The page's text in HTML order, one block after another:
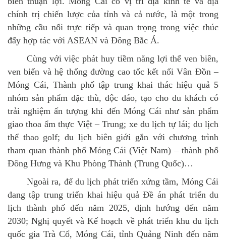
chính trị chiến lược của tỉnh và cả nước, là một trong
những cầu nối trực tiếp và quan trọng trong việc thúc
đẩy hợp tác với ASEAN và Đông Bắc Á.
Cùng với việc phát huy tiềm năng lợi thể ven biên,
ven biển và hệ thống đường cao tốc kết nối Vân Đồn –
Móng Cái, Thành phố tập trung khai thác hiệu quả 5
nhóm sản phẩm đặc thù, độc đáo, tạo cho du khách có
trải nghiệm ấn tượng khi đến Móng Cái như sản phẩm
giao thoa ẩm thực Việt – Trung; xe du lịch tự lái; du lịch
thể thao golf; du lịch biên giới gắn với chương trình
tham quan thành phố Móng Cái (Việt Nam) – thành phố
Đông Hưng và Khu Phòng Thành (Trung Quốc)…
Ngoài ra, để du lịch phát triển xứng tầm, Móng Cái
đang tập trung triển khai hiệu quả Đề án phát triển du
lịch thành phố đến năm 2025, định hướng đến năm
2030; Nghị quyết và Kế hoạch về phát triển khu du lịch
quốc gia Trà Cổ, Móng Cái, tỉnh Quảng Ninh đến năm